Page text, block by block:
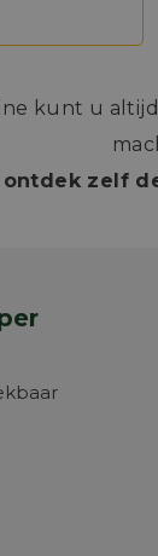
kunt u
zelf